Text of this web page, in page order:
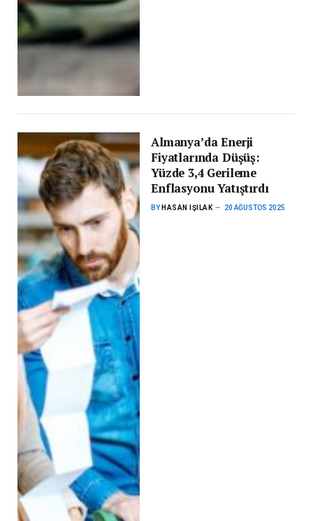
Almanya’da Enerji
Fiyatlarında Düşüş:
Yüzde 3,4 Gerileme
Enflasyonu Yatıştırdı
BY HASAN IŞILAK 20 AĞUSTOS 2025